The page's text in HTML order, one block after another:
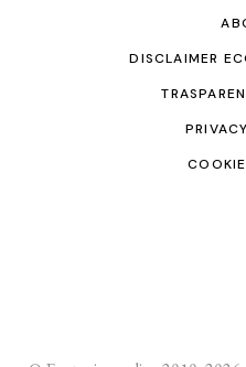
DISCLAIMER